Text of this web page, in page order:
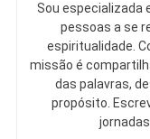
Sou especializada
pessoas a se
espiritualidade.
missão é
das palavras,
propósito.